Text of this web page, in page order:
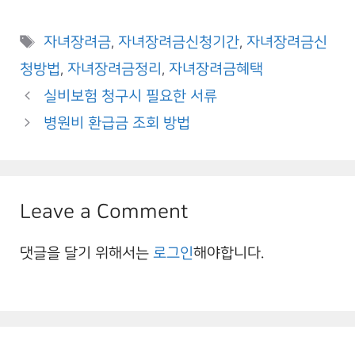
Tags
자녀장려금, 자녀장려금신청기간, 자녀장려금신
청방법, 자녀장려금정리 , 자녀장려금혜택
실비보험 청구시 필요한 서류
병원비 환급금 조회 방법
Leave a Comment
댓글을 달기 위해서는 로그인해야합니다.